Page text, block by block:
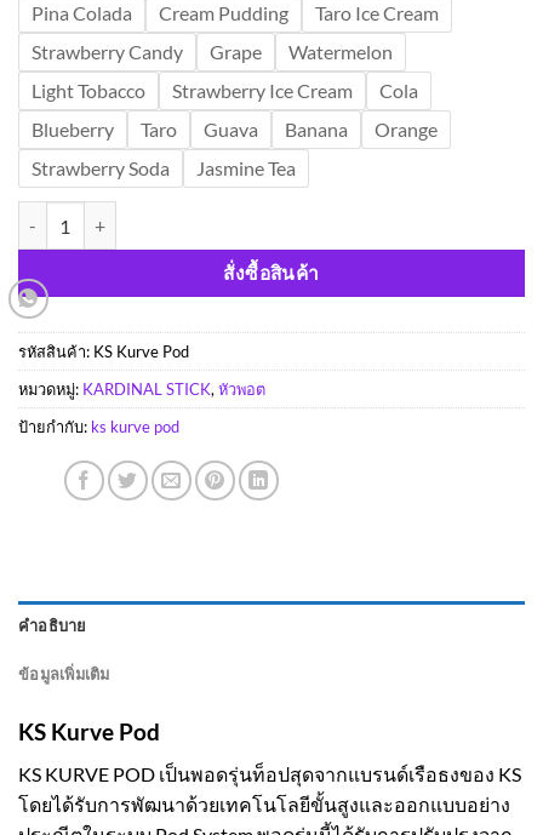
Pina Colada
Cream Pudding
Taro Ice Cream
Strawberry Candy
Grape
Watermelon
Light Tobacco
Strawberry Ice Cream
Cola
Blueberry
Taro Guava Banana
Orange
Strawberry Soda
Jasmine Tea
สั่งซื้อสินค้า
รหัสสินค้า: KS Kurve Pod
หมวดหมู่: KARDINAL STICK, หัวพอต
ป้ายกำกับ: ks kurve pod
คำอธิบาย
ข้อมูลเพิ่มเติม
KS Kurve Pod
KS KURVE POD เป็นพอดรุ่นท็อปสุดจากแบรนด์เรือธงของ KS
โดยได้รับการพัฒนาด้วยเทคโนโลยีขั้นสูงและออกแบบอย่าง